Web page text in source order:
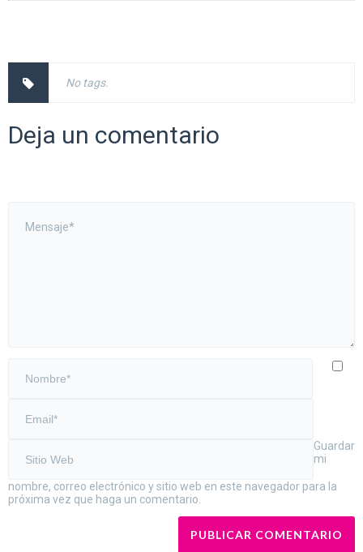
No tags.
Deja un comentario
Guardar
mi
nombre, correo electrónico y sitio web en este navegador para la
próxima vez que haga un comentario.